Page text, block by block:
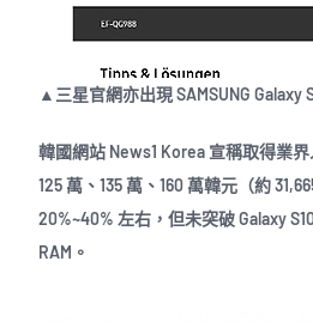
▲三星官網亦出現 SAMSUNG Galaxy
韓國網站 News1 Korea 宣稱取得業界
125 萬、135 萬、160 萬韓元（約
20%~40% 左右，但未突破 Galaxy
RAM。